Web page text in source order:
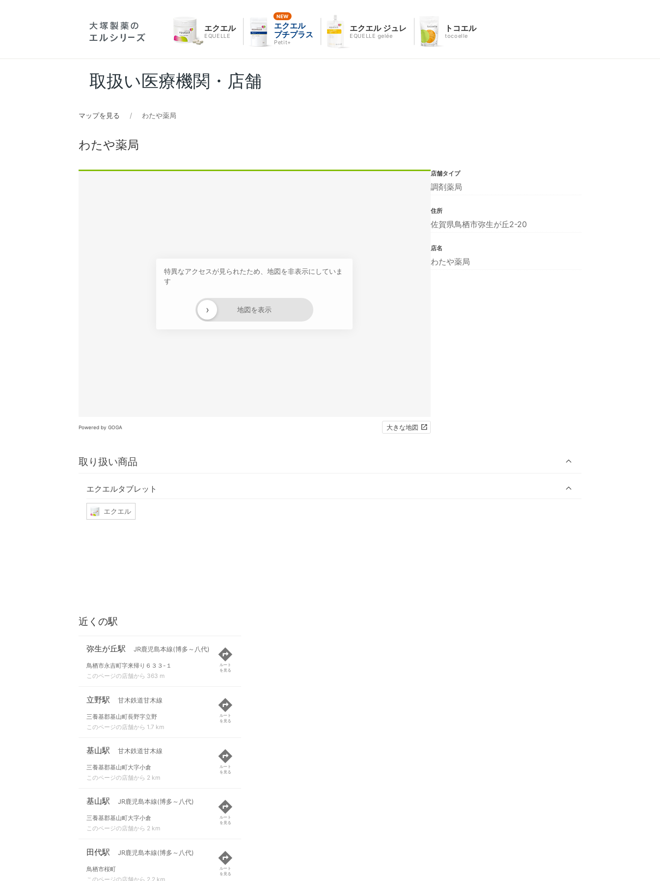
エクエル
EQUELLE
エクエル
プチプラス
Petit+
エクエル ジュレ
EQUELLE gelée
トコエル
tocoelle
取扱い医療機関・店舗
マップを見る わたや薬局
わたや薬局
特異なアクセスが見られたため、地図を非表示にしていま
す
地図を表示
›
Powered by GOGA 大きな地図
取り扱い商品
エクエルタブレット
エクエル
店舗タイプ
調剤薬局
住所
佐賀県鳥栖市弥生が丘2-20
店名
わたや薬局
近くの駅
弥生が丘駅 JR鹿児島本線(博多～八代)
鳥栖市永吉町字来帰り６３３-１
このページの店舗から 363 m
ルート
を見る
立野駅 甘木鉄道甘木線
三養基郡基山町長野字立野
このページの店舗から 1.7 km
ルート
を見る
基山駅 甘木鉄道甘木線
三養基郡基山町大字小倉
このページの店舗から 2 km
ルート
を見る
基山駅 JR鹿児島本線(博多～八代)
三養基郡基山町大字小倉
このページの店舗から 2 km
ルート
を見る
田代駅 JR鹿児島本線(博多～八代)
鳥栖市桜町
このページの店舗から 2.2 km
ルート
を見る